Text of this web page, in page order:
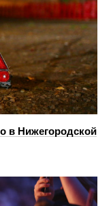
в Нижегородской